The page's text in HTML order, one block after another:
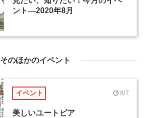
ント―2020年8月
そのほかのイベント
イベント 8/7
美しいユートピア